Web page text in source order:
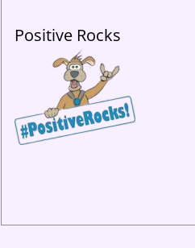
Positive Rocks